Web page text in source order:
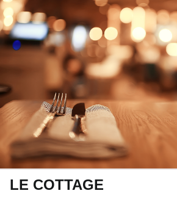
LE COTTAGE